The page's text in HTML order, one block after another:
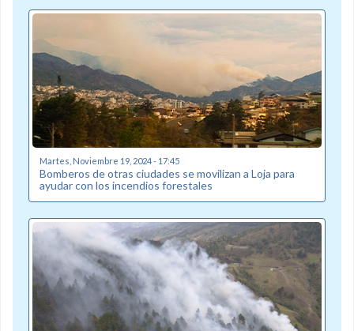
Martes, Noviembre 19, 2024 - 17:45
Bomberos de otras ciudades se movilizan a Loja para
ayudar con los incendios forestales